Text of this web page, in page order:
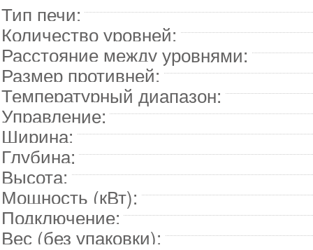
Тип печи:
Количество уровней:
Расстояние между уровнями:
Размер противней:
Температурный диапазон:
Управление:
Ширина:
Глубина:
Высота:
Мощность (кВт):
Подключение:
Вес (без упаковки):